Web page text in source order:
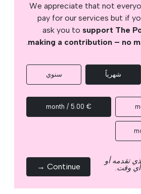
We appreciate that not
pay for our services but if
ask you to support The
making a contribution – no
.
شهرياً سنوي
€ 5.00 / month
تقدمه أو
أي وقت. Continue →